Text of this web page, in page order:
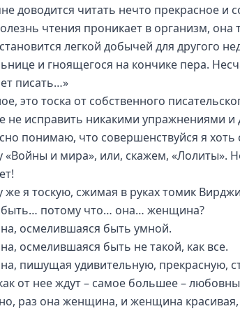
доводится читать нечто прекрасное и
чтения проникает в организм, она
легкой добычей для другого
и гноящегося на кончике пера.
писать…»
это тоска от собственного
не исправить никакими упражнениями и
понимаю, что совершенствуйся я хоть
«Войны и мира», или, скажем, «Лолиты».
же я тоскую, сжимая в руках томик
потому что… она… женщина?
осмелившаяся быть умной.
осмелившаяся быть не такой, как все.
пишущая удивительную, прекрасную,
от нее ждут – самое большее –
раз она женщина, и женщина